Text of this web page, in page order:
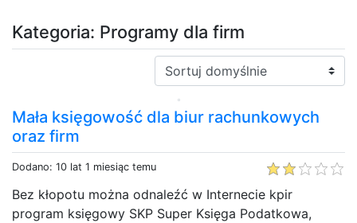
Kategoria: Programy dla firm
Sortuj:
Mała księgowość dla biur rachunkowych
oraz firm
Dodano: 10 lat 1 miesiąc temu
Bez kłopotu można odnaleźć w Internecie kpir
program księgowy SKP Super Księga Podatkowa,